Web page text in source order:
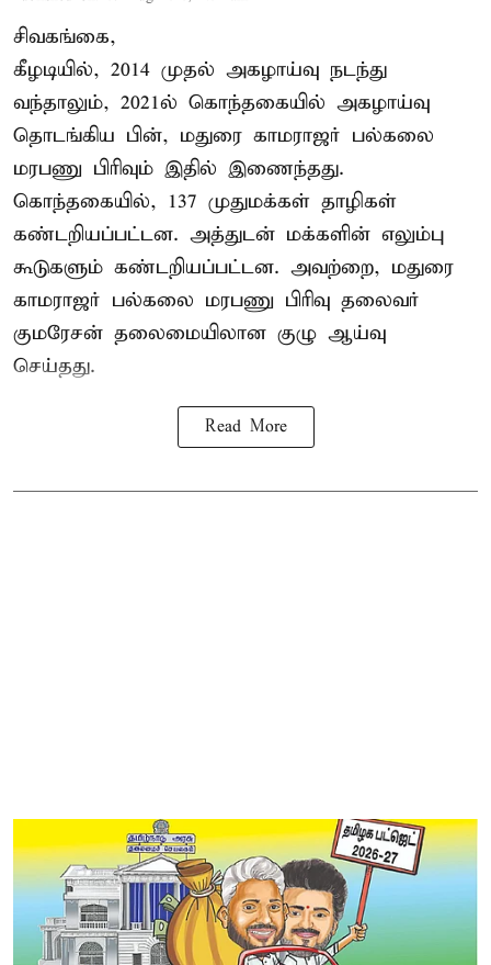
சிவகங்கை,
கீழடியில், 2014 முதல் அகழாய்வு நடந்து
வந்தாலும், 2021ல் கொந்தகையில் அகழாய்வு
தொடங்கிய பின், மதுரை காமராஜர் பல்கலை
மரபணு பிரிவும் இதில் இணைந்தது.
கொந்தகையில், 137 முதுமக்கள் தாழிகள்
கண்டறியப்பட்டன. அத்துடன் மக்களின் எலும்பு
கூடுகளும் கண்டறியப்பட்டன. அவற்றை, மதுரை
காமராஜர் பல்கலை மரபணு பிரிவு தலைவர்
குமரேசன் தலைமையிலான குழு ஆய்வு
செய்தது.
Read More